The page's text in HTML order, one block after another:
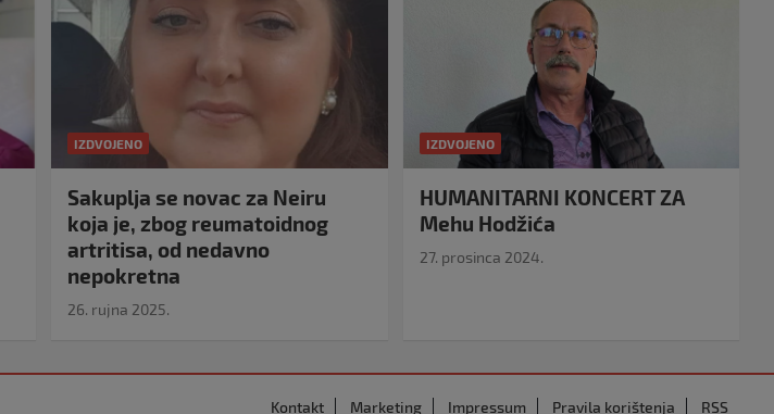
IZDVOJENO
Sakuplja se novac za Neiru
koja je, zbog reumatoidnog
artritisa, od nedavno
nepokretna
26. rujna 2025.
IZDVOJENO
HUMANITARNI KONCERT ZA
Mehu Hodžića
27. prosinca 2024.
Kontakt Marketing Impressum Pravila korištenja RSS